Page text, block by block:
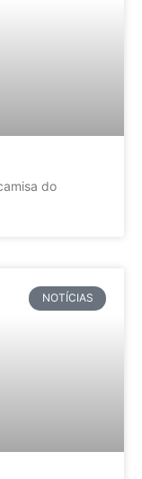
do
NOTÍCIAS